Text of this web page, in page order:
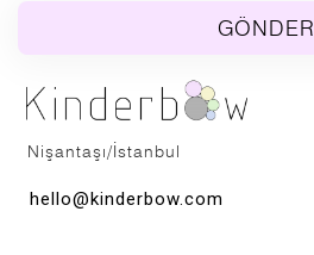
GÖNDER
Nişantaşı/İstanbul
hello@kinderbow.com